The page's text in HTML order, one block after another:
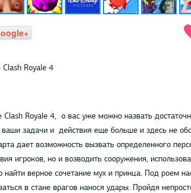
Clash Royale 4
Clash Royale 4, о вас уже можно назвать
задачи и действия еще больше и здесь не
дает возможность вызвать определенного
игроков, но и возводить сооружения,
верное сочетание мух и принца. Под роем
в стане врагов нанося удары. Пройдя